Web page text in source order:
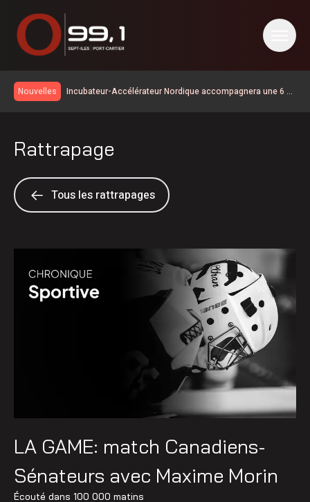
Nouvelles
Incubateur-Accélérateur Nordique accompagnera une 6 e
Bilan de la SOPFEU en juillet | La foudre en cause pour de
nombreux feux de forêt dans le nord
Report du scrutin d’au moins une semaine à Nutashkuan |
Anomalies dans le processus électoral
Port-Cartier renforce la sécurité routière avec de nouvelles
Des anomalies dans le processus électoral dans la
communauté de Nutashkuan
Vers une meilleure rétention du personnel en santé?
Rattrapage
Tous les rattrapages
LA GAME: match Canadiens-
Sénateurs avec Maxime Morin
Écouté dans 100 000 matins